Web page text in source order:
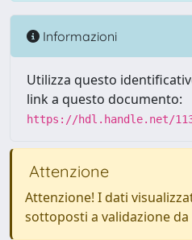
Informazioni
Utilizza questo
link a questo documento:
https://hdl.handle.net/
Attenzione
Attenzione! I dati
sottoposti a validazione